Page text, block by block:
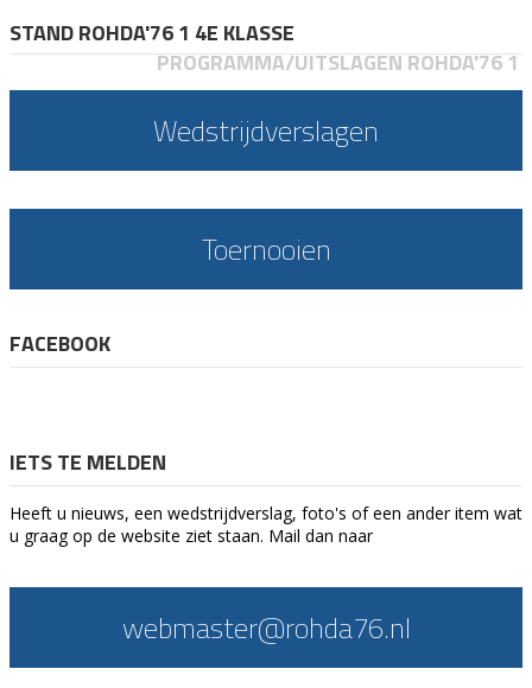
STAND ROHDA'76 1 4E KLASSE
PROGRAMMA/UITSLAGEN ROHDA'76 1
Wedstrijdverslagen
Toernooien
FACEBOOK
IETS TE MELDEN
Heeft u nieuws, een wedstrijdverslag, foto's of een ander item wat
u graag op de website ziet staan. Mail dan naar
webmaster@rohda76.nl